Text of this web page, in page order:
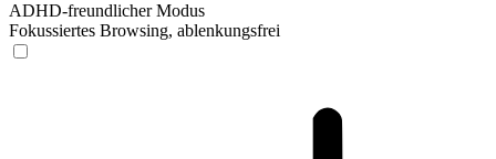
ADHD-freundlicher Modus
Fokussiertes Browsing, ablenkungsfrei